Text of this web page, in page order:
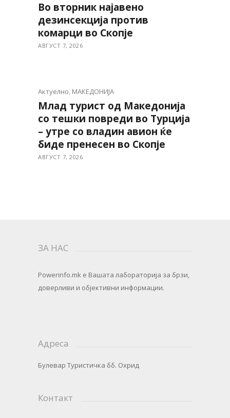
Во вторник најавено
дезинсекција против
комарци во Скопје
АВГУСТ 7, 2026
Актуелно, МАКЕДОНИЈА
Млад турист од Македонија
со тешки повреди во Турција
– утре со владин авион ќе
биде пренесен во Скопје
АВГУСТ 7, 2026
ЗА НАС
Powerinfo.mk e Вашата лабораторија за брзи,
доверливи и објективни информации.
Адреса
Булевар Туристичка бб. Охрид
Контакт